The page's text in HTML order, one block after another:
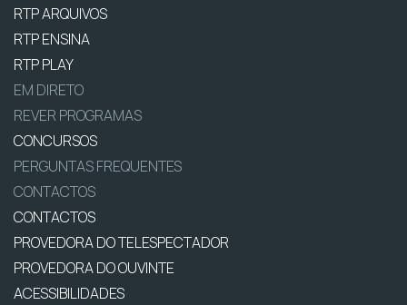
RTP ARQUIVOS
RTP ENSINA
RTP PLAY
EM DIRETO
REVER PROGRAMAS
CONCURSOS
PERGUNTAS FREQUENTES
CONTACTOS
CONTACTOS
PROVEDORA DO TELESPECTADOR
PROVEDORA DO OUVINTE
ACESSIBILIDADES